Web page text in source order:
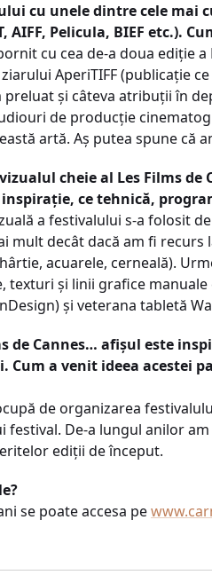
cu unele dintre cele mai
AIFF, Pelicula, BIEF etc.).
cu cea de-a doua ediție
AperiTIFF (publicație
și câteva atribuții în
de producție
artă. Aș putea spune că
cheie al Les Films
ce tehnică,
a festivalului s-a folosit
mult decât dacă am fi
acuarele, cerneală).
texturi și linii grafice
și veterana tabletă
de Cannes… afișul este
a venit ideea acestei
de organizarea
De-a lungul anilor
ediții de început.
se poate accesa pe